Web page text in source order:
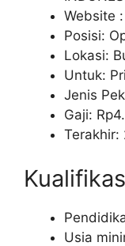
Website :
Posisi:
Lokasi:
Untuk:
Jenis
Gaji: Rp
Terakhir:
Usia